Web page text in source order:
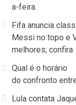
a-feira.
Fifa anuncia
Messi no topo e
melhores; confira
Qual é o horário
do confronto
Lula contata